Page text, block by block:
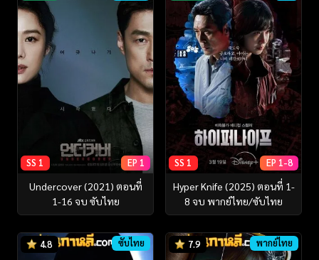
SS 1 EP 1
Undercover (2021) ตอนที่
1-16 จบ ซับไทย
SS 1 EP 1-8
Hyper Knife (2025) ตอนที่ 1-
8 จบ พากย์ไทย/ซับไทย
4.8 ซับไทย 7.9 พากย์ไทย